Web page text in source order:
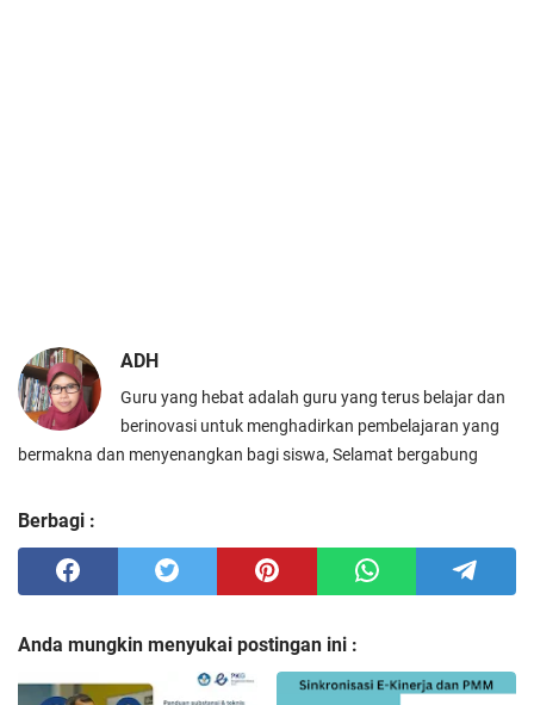
ADH
Guru yang hebat adalah guru yang terus belajar dan
berinovasi untuk menghadirkan pembelajaran yang
bermakna dan menyenangkan bagi siswa, Selamat bergabung
Berbagi :
Anda mungkin menyukai postingan ini :